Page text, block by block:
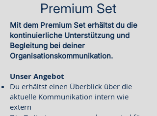
Premium Set
Mit dem Premium Set erhältst du die
kontinuierliche Unterstützung und
Begleitung bei deiner
Organisationskommunikation.
​Unser Angebot
Du erhältst einen Überblick über die
aktuelle Kommunikation intern wie
extern